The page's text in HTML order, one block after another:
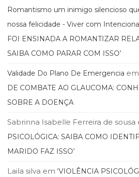
Romantismo um inimigo silencioso
nossa felicidade - Viver com
FOI ENSINADA A ROMANTIZAR
SAIBA COMO PARAR COM ISSO’
Validade Do Plano De Emergencia em
DE COMBATE AO GLAUCOMA:
SOBRE A DOENÇA
Sabrinna Isabelle Ferreira de sousa
PSICOLÓGICA: SAIBA COMO
MARIDO FAZ ISSO’
Laila silva em ‘VIOLÊNCIA